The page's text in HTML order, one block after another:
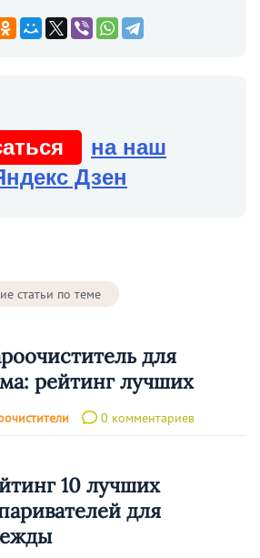
на наш
Дзен
статьи по теме
для
рейтинг лучших
0 комментариев
10 лучших
для